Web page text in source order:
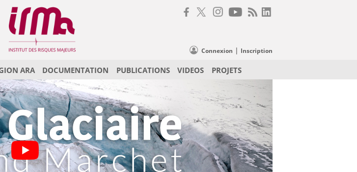
Connexion | Inscription
ARA DOCUMENTATION PUBLICATIONS VIDEOS PROJETS